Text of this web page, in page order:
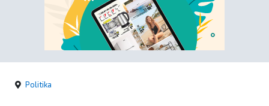
Kultura
kronika
Politika
Politika